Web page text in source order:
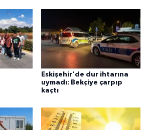
Eskişehir'de dur ihtarına
uymadı: Bekçiye çarpıp
kaçtı